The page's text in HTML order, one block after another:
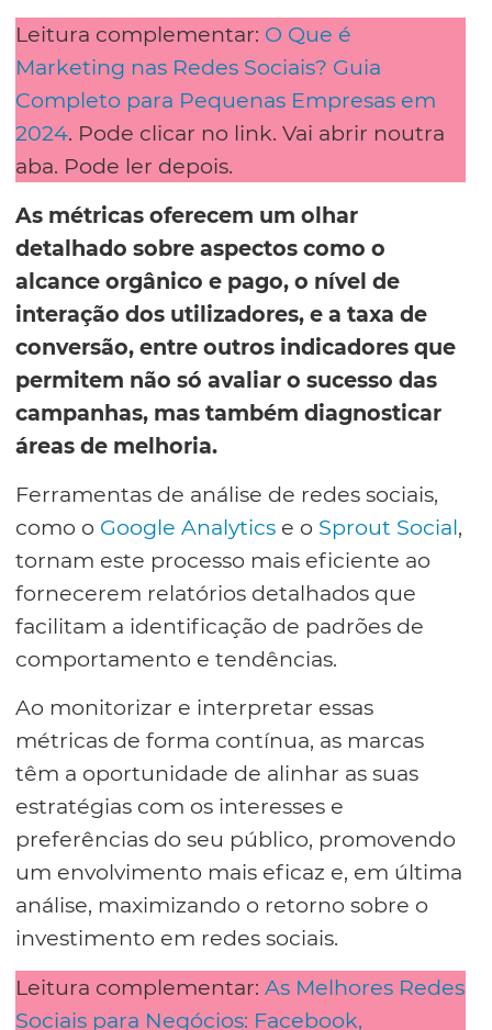
Leitura complementar: O Que é
Marketing nas Redes Sociais? Guia
Completo para Pequenas Empresas em
2024. Pode clicar no link. Vai abrir noutra
aba. Pode ler depois.
As métricas oferecem um olhar
detalhado sobre aspectos como o
alcance orgânico e pago, o nível de
interação dos utilizadores, e a taxa de
conversão, entre outros indicadores que
permitem não só avaliar o sucesso das
campanhas, mas também diagnosticar
áreas de melhoria.
Ferramentas de análise de redes sociais,
como o Google Analytics e o Sprout Social,
tornam este processo mais eficiente ao
fornecerem relatórios detalhados que
facilitam a identificação de padrões de
comportamento e tendências.
Ao monitorizar e interpretar essas
métricas de forma contínua, as marcas
têm a oportunidade de alinhar as suas
estratégias com os interesses e
preferências do seu público, promovendo
um envolvimento mais eficaz e, em última
análise, maximizando o retorno sobre o
investimento em redes sociais.
Leitura complementar: As Melhores Redes
Sociais para Negócios: Facebook,